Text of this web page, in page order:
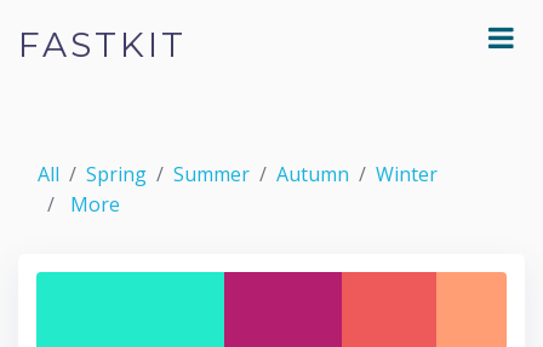
FASTKIT
All Spring Summer Autumn
Winter
More